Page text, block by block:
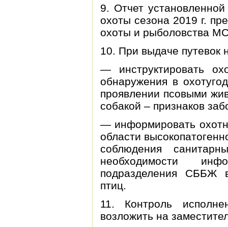
9. Отчет
охоты сезона 2019 г.
охоты и рыболовства
10. При выдаче путевок
— инструктировать
обнаружения в
проявлении псовыми
собакой – признаков
— информировать
области
соблюдения
необходимости
подразделения СББЖ
птиц.
11. Контроль
возложить на